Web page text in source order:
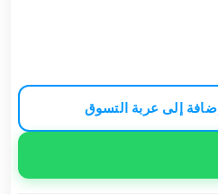
إضافة إلى عربة التسوق